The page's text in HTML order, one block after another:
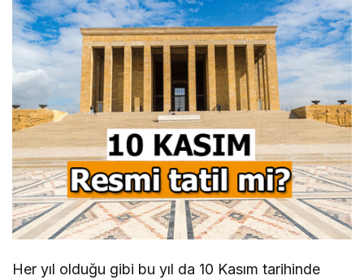
Her yıl olduğu gibi bu yıl da 10 Kasım tarihinde